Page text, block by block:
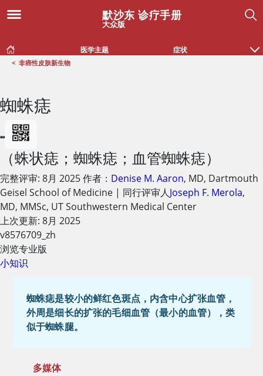
默沙东 诊疗手册
大众版
医学主题 症状
< 非癌性皮肤新生物
蜘蛛痣
（蛛状痣；蜘蛛痣；血管蜘蛛痣）
完整评审: 8月 2025作者： Denise M. Aaron, MD, Dartmouth
Geisel School of Medicine | 同行评审人Joseph F. Merola,
MD, MMSc, UT Southwestern Medical Center
上次更新: 8月 2025
v8576709_zh
浏览专业版
小知识
蜘蛛痣是较小的鲜红色斑点，内含中心扩张血管，
外周是细长的扩张的毛细血管（最小的血管），类
似于蜘蛛腿。
多媒体